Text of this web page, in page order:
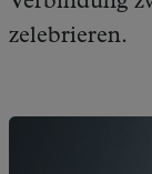
zelebrieren.